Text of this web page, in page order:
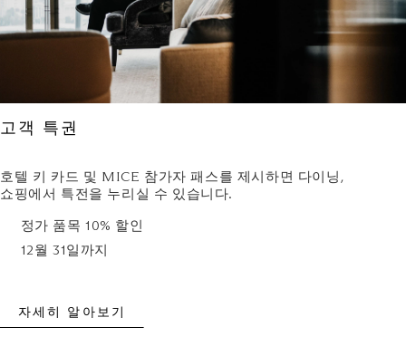
고객 특권
호텔 키 카드 및 MICE 참가자 패스를 제시하면 다이닝,
쇼핑에서 특전을 누리실 수 있습니다.
정가 품목 10% 할인
12월 31일까지
자세히 알아보기